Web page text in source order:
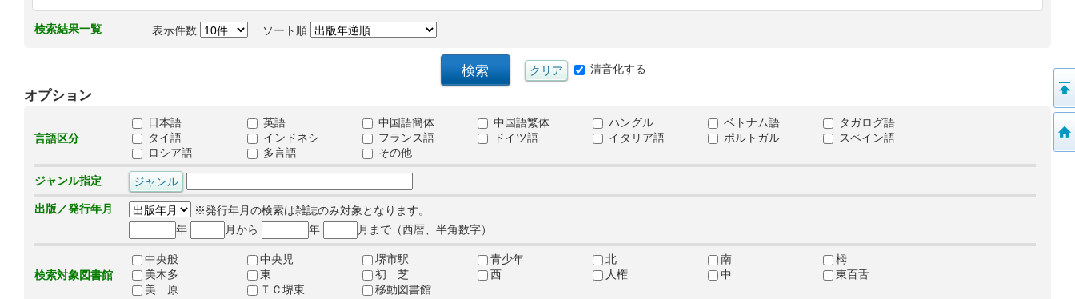
検索結果一覧 表示件数 ソート順
清音化する
オプション
言語区分
日本語 英語 中国語簡体 中国語繁体 ハングル ベトナム語
タガログ語
タイ語
インドネシ フランス語 ドイツ語 イタリア語 ポルトガル
スペイン語
ロシア語
多言語 その他
ジャンル指定
出版／発行年月
※発行年月の検索は雑誌のみ対象となります。
年
月から 年 月まで（西暦、半角数字）
検索対象図書館
中央般 中央児 堺市駅 青少年 北 南
栂
美木多
東 初 芝 西 人権 中
東百舌
美 原
ＴＣ堺東 移動図書館